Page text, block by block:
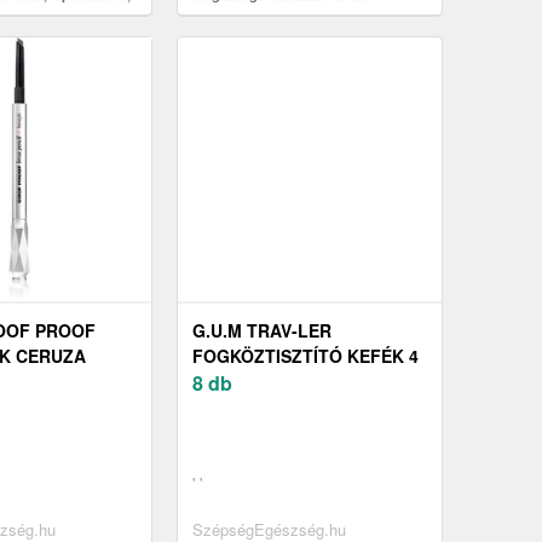
4265
lábakkal, nagy teherbírású, Duro
PROOF
CERUZA
G.U.M TRAV-LER
FOGKÖZTISZTÍTÓ KEFÉK 4
DB
8 db
' '
SzépségEgészség.hu